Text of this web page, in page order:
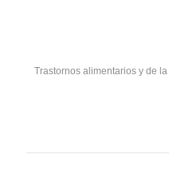
Trastornos alimentarios y de